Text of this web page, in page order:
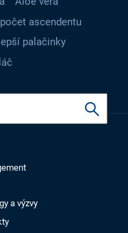
ascendentu
palačinky
a výzvy